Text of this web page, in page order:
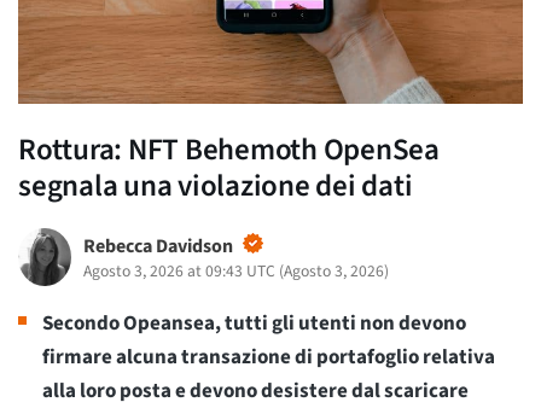
Rottura: NFT Behemoth OpenSea
segnala una violazione dei dati
Rebecca Davidson
Agosto 3, 2026 at 09:43 UTC (Agosto 3, 2026)
Secondo Opeansea, tutti gli utenti non devono
firmare alcuna transazione di portafoglio relativa
alla loro posta e devono desistere dal scaricare